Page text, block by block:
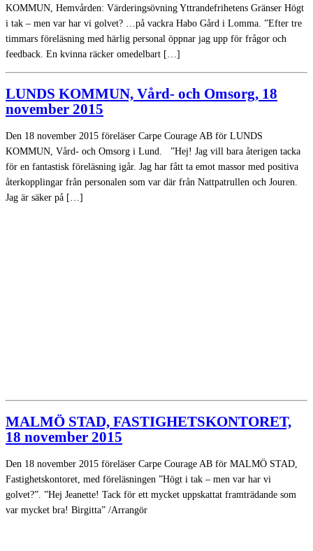
KOMMUN, Hemvården: Värderingsövning Yttrandefrihetens Gränser Högt
i tak – men var har vi golvet? …på vackra Habo Gård i Lomma. ”Efter tre
timmars föreläsning med härlig personal öppnar jag upp för frågor och
feedback. En kvinna räcker omedelbart […]
LUNDS KOMMUN, Vård- och Omsorg, 18
november 2015
Den 18 november 2015 föreläser Carpe Courage AB för LUNDS
KOMMUN, Vård- och Omsorg i Lund. ”Hej! Jag vill bara återigen tacka
för en fantastisk föreläsning igår. Jag har fått ta emot massor med positiva
återkopplingar från personalen som var där från Nattpatrullen och Jouren.
Jag är säker på […]
MALMÖ STAD, FASTIGHETSKONTORET,
18 november 2015
Den 18 november 2015 föreläser Carpe Courage AB för MALMÖ STAD,
Fastighetskontoret, med föreläsningen ”Högt i tak – men var har vi
golvet?”. ”Hej Jeanette! Tack för ett mycket uppskattat framträdande som
var mycket bra! Birgitta” /Arrangör